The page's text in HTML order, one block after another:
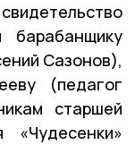
барабанщику
Сазонов),
(педагог
старшей
«Чудесенки»